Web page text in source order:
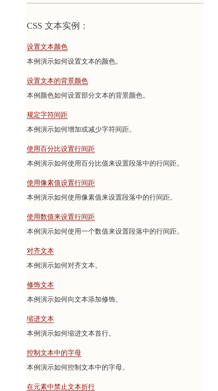
CSS 文本实例：
设置文本颜色
本例演示如何设置文本的颜色。
设置文本的背景颜色
本例颜色如何设置部分文本的背景颜色。
规定字符间距
本例演示如何增加或减少字符间距。
使用百分比设置行间距
本例演示如何使用百分比值来设置段落中的行间距。
使用像素值设置行间距
本例演示如何使用像素值来设置段落中的行间距。
使用数值来设置行间距
本例演示如何使用一个数值来设置段落中的行间距。
对齐文本
本例演示如何对齐文本。
修饰文本
本例演示如何向文本添加修饰。
缩进文本
本例演示如何缩进文本首行。
控制文本中的字母
本例演示如何控制文本中的字母。
在元素中禁止文本折行